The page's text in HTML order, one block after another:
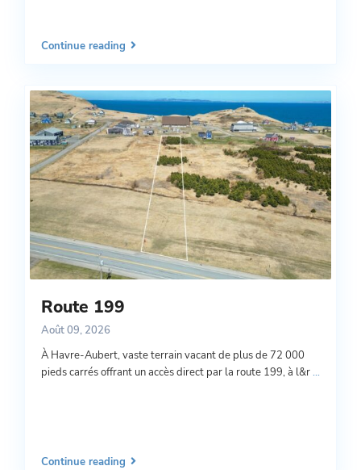
Continue reading
Route 199
Août 09, 2026
À Havre-Aubert, vaste terrain vacant de plus de 72 000
pieds carrés offrant un accès direct par la route 199, à l&r...
Continue reading